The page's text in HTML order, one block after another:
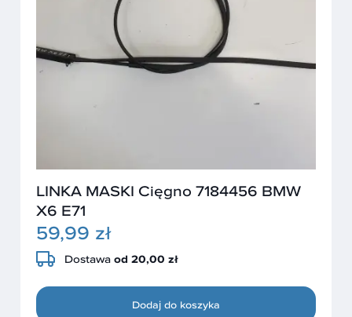
LINKA MASKI Cięgno 7184456 BMW
X6 E71
59,99 zł
Dostawa od 20,00 zł
Dodaj do koszyka